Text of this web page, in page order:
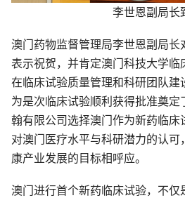
李世恩副局长
澳门药物监督管理局李世恩副局长
表示祝贺，并肯定澳门科技大学临
在临床试验质量管理和科研团队建
为是次临床试验顺利获得批准奠
翰有限公司选择澳门作为新药临床
对澳门医疗水平与科研潜力的认
康产业发展的目标相呼应。
澳门进行首个新药临床试验，不仅